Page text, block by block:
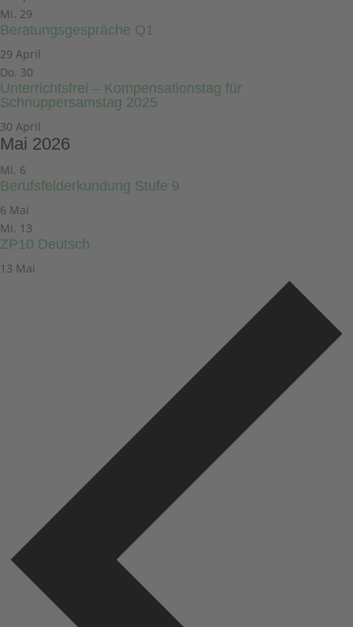
Mi. 29
Beratungsgespräche Q1
29 April
Do. 30
Unterrichtsfrei – Kompensationstag für
Schnuppersamstag 2025
30 April
Mai 2026
Mi. 6
Berufsfelderkundung Stufe 9
6 Mai
Mi. 13
ZP10 Deutsch
13 Mai